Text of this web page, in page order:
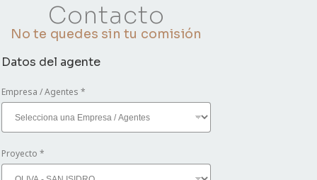
Contacto
No te quedes sin tu comisión
Datos del agente
Empresa / Agentes *
Proyecto *